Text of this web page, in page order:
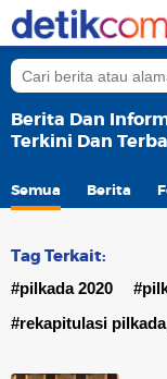
Berita Dan
Terkini Dan
Semua Berita
Tag Terkait:
#pilkada 2020
#rekapitulasi